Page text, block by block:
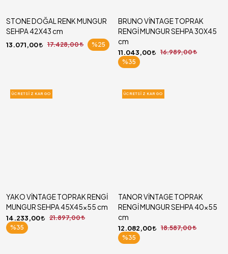
STONE DOĞAL RENK MUNGUR
SEHPA 42X43 cm
13.071,00 17.428,00 %25
BRUNO VİNTAGE TOPRAK
RENGİ MUNGUR SEHPA 30X45
cm
11.043,00
16.989,00
%35
ÜCRETSIZ KARGO
YAKO VİNTAGE TOPRAK RENGİ
MUNGUR SEHPA 45X45x55 cm
14.233,00
21.897,00
%35
ÜCRETSIZ KARGO
TANOR VİNTAGE TOPRAK
RENGİ MUNGUR SEHPA 40x55
cm
12.082,00
18.587,00
%35